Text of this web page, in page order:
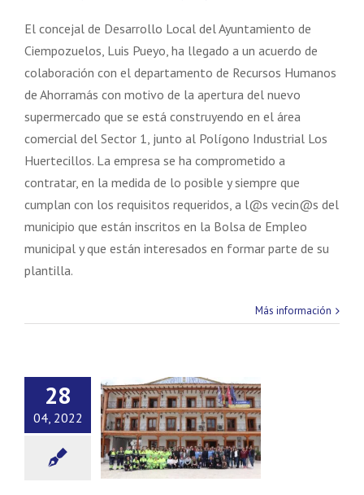
El concejal de Desarrollo Local del Ayuntamiento de
Ciempozuelos, Luis Pueyo, ha llegado a un acuerdo de
colaboración con el departamento de Recursos Humanos
de Ahorramás con motivo de la apertura del nuevo
supermercado que se está construyendo en el área
comercial del Sector 1, junto al Polígono Industrial Los
Huertecillos. La empresa se ha comprometido a
contratar, en la medida de lo posible y siempre que
cumplan con los requisitos requeridos, a l@s vecin@s del
municipio que están inscritos en la Bolsa de Empleo
municipal y que están interesados en formar parte de su
plantilla.
Más información
28
04, 2022